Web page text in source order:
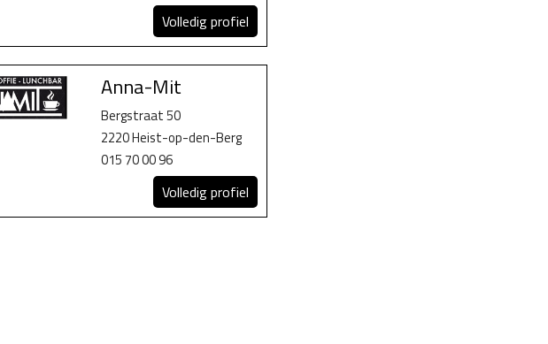
Volledig profiel
Anna-Mit
Bergstraat 50
2220 Heist-op-den-Berg
015 70 00 96
Volledig profiel